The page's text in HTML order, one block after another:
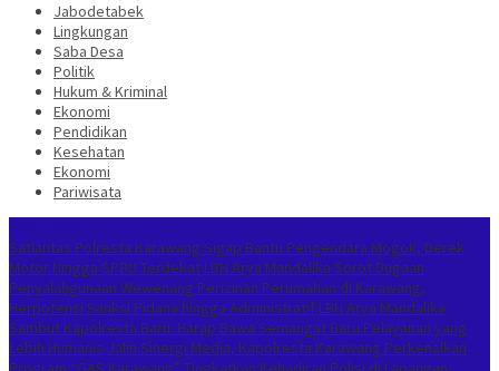
Jabodetabek
Lingkungan
Saba Desa
Politik
Hukum & Kriminal
Ekonomi
Pendidikan
Kesehatan
Ekonomi
Pariwisata
Satlantas Polresta Karawang Sigap Bantu Pengendara Mogok, Derek
Motor Hingga SPBU Terdekat LBH Arya Mandalika Sorot Dugaan
Penyalahgunaan Wewenang Perizinan Perumahan di Karawang,
Berpotensi Sanksi Pidana hingga Administratif LBH Arya Mandalika
Sambut Kapolresta Baru: Harap Bawa Semangat Baru Pelayanan yang
Lebih Humanis Jalin Sinergi Media, Kapolresta Karawang Perkenalkan